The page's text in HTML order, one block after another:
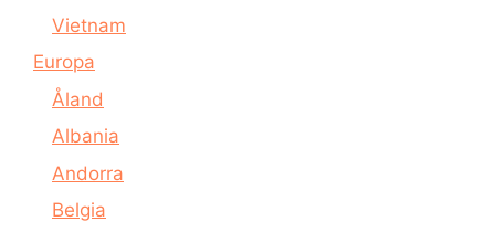
Vietnam
Europa
Åland
Albania
Andorra
Belgia